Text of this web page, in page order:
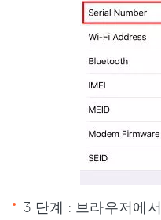
3 단계 : 브라우저에서